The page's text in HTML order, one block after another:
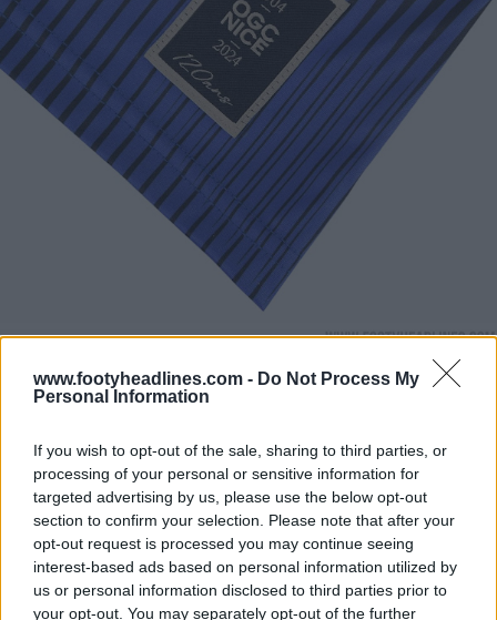
www.footyheadlines.com - Do Not Process My
Personal Information
If you wish to opt-out of the sale, sharing to third parties, or
processing of your personal or sensitive information for
targeted advertising by us, please use the below opt-out
section to confirm your selection. Please note that after your
opt-out request is processed you may continue seeing
interest-based ads based on personal information utilized by
us or personal information disclosed to third parties prior to
your opt-out. You may separately opt-out of the further